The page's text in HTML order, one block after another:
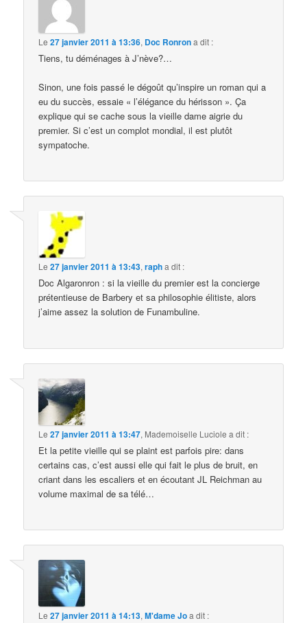
Le27 janvier 2011 à 13:36, Doc Ronrona dit :
Tiens, tu déménages à J’nève?…
Sinon, une fois passé le dégoût qu’inspire un roman qui a
eu du succès, essaie « l’élégance du hérisson ». Ça
explique qui se cache sous la vieille dame aigrie du
premier. Si c’est un complot mondial, il est plutôt
sympatoche.
Le27 janvier 2011 à 13:43,rapha dit :
Doc Algaronron : si la vieille du premier est la concierge
prétentieuse de Barbery et sa philosophie élitiste, alors
j’aime assez la solution de Funambuline.
Le27 janvier 2011 à 13:47, Mademoiselle Luciole a dit :
Et la petite vieille qui se plaint est parfois pire: dans
certains cas, c’est aussi elle qui fait le plus de bruit, en
criant dans les escaliers et en écoutant JL Reichman au
volume maximal de sa télé…
Le27 janvier 2011 à 14:13,M'dame Joa dit :